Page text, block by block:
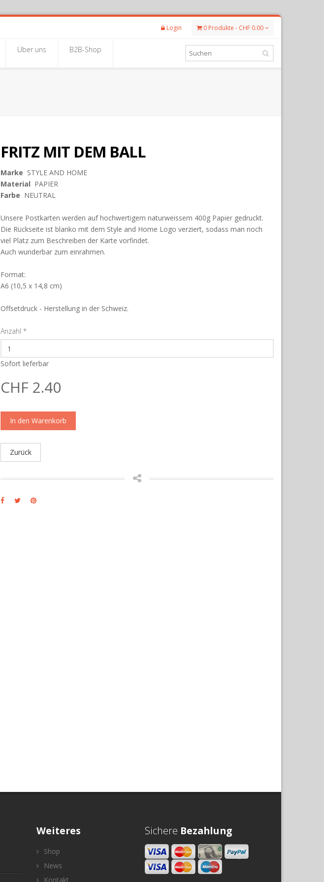
Login 0 Produkte - CHF 0.00
Über uns B2B-Shop
FRITZ MIT DEM BALL
Marke STYLE AND HOME
Material PAPIER
Farbe NEUTRAL
Unsere Postkarten werden auf hochwertigem naturweissem 400g Papier gedruckt.
Die Rückseite ist blanko mit dem Style and Home Logo verziert, sodass man noch
viel Platz zum Beschreiben der Karte vorfindet.
Auch wunderbar zum einrahmen.
Format:
A6 (10,5 x 14,8 cm)
Offsetdruck - Herstellung in der Schweiz.
Anzahl *
Sofort lieferbar
CHF 2.40
In den Warenkorb
Zurück
Weiteres
Shop
News
Kontakt
Sichere Bezahlung